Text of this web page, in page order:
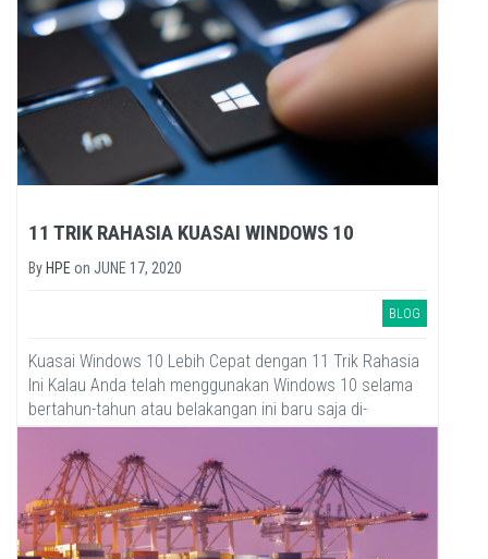
11 TRIK RAHASIA KUASAI WINDOWS 10
By HPE on JUNE 17, 2020
BLOG
Kuasai Windows 10 Lebih Cepat dengan 11 Trik Rahasia
Ini Kalau Anda telah menggunakan Windows 10 selama
bertahun-tahun atau belakangan ini baru saja di-
upgrade, ada...